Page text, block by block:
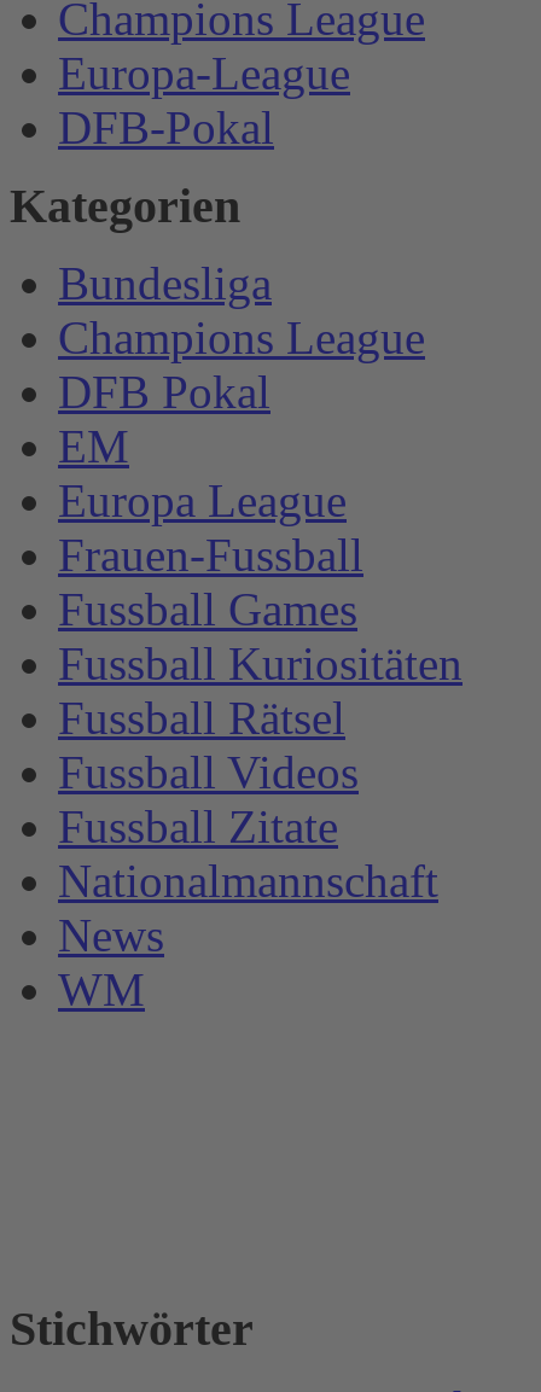
Champions League
Europa-League
DFB-Pokal
Kategorien
Bundesliga
Champions League
DFB Pokal
EM
Europa League
Frauen-Fussball
Fussball Games
Fussball Kuriositäten
Fussball Rätsel
Fussball Videos
Fussball Zitate
Nationalmannschaft
News
WM
Stichwörter